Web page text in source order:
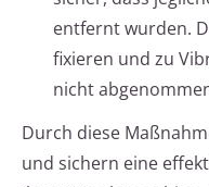
entfernt wurden.
fixieren und zu
nicht
Durch diese
und sichern eine